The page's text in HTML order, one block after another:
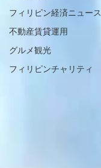
フィリピン経済ニュース
不動産賃貸運用
グルメ観光
フィリピンチャリティ